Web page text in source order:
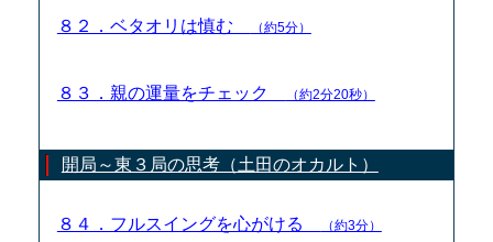
８２．ベタオリは慎む （約5分）
８３．親の運量をチェック （約2分20秒）
開局～東３局の思考（土田のオカルト）
８４．フルスイングを心がける （約3分）